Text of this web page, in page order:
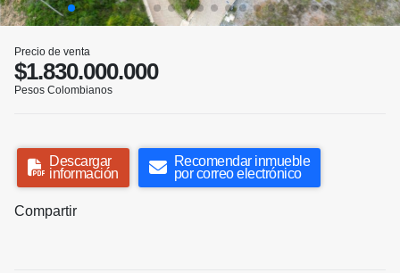
Precio de venta
$1.830.000.000
Pesos Colombianos
Descargar
información
Recomendar inmueble
por correo electrónico
Compartir